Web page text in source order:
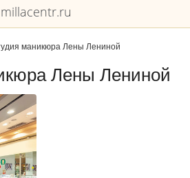
millacentr.ru
маникюра Лены Лениной
Лены Лениной